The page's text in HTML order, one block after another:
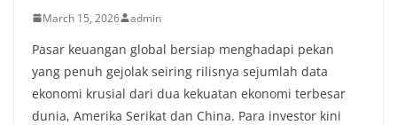
March 15, 2026 admin
Pasar keuangan global bersiap menghadapi pekan
yang penuh gejolak seiring rilisnya sejumlah data
ekonomi krusial dari dua kekuatan ekonomi terbesar
dunia, Amerika Serikat dan China. Para investor kini